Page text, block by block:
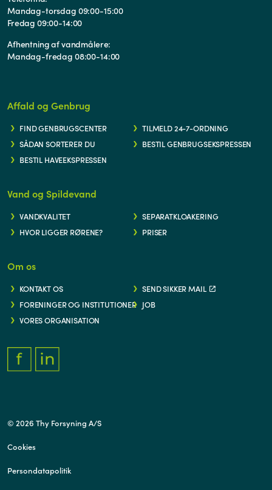
Mandag-torsdag 09:00-15:00
Fredag 09:00-14:00
Afhentning af vandmålere:
Mandag-fredag 08:00-14:00
Affald og Genbrug
FIND GENBRUGSCENTER
TILMELD 24-7-ORDNING
SÅDAN SORTERER DU
BESTIL GENBRUGSEKSPRESSEN
BESTIL HAVEEKSPRESSEN
Vand og Spildevand
VANDKVALITET
SEPARATKLOAKERING
HVOR LIGGER RØRENE?
PRISER
Om os
KONTAKT OS
SEND SIKKER MAIL
FORENINGER OG INSTITUTIONER JOB
VORES ORGANISATION
© 2026 Thy Forsyning A/S
Cookies
Persondatapolitik